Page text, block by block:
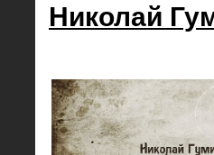
Николай